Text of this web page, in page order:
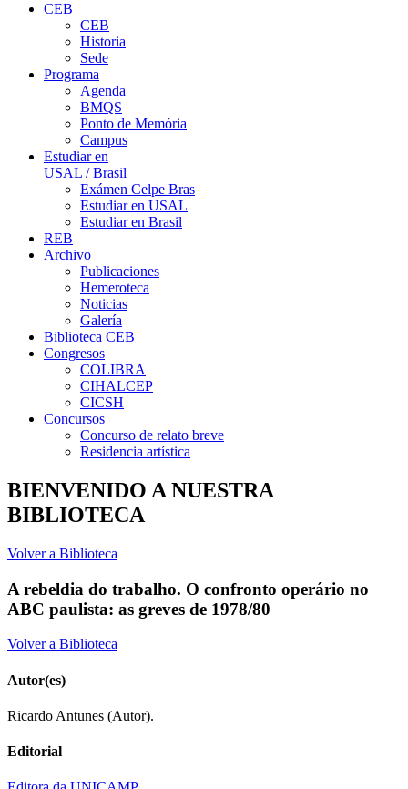
CEB
CEB
Historia
Sede
Programa
Agenda
BMQS
Ponto de Memória
Campus
Estudiar en
USAL / Brasil
Exámen Celpe Bras
Estudiar en USAL
Estudiar en Brasil
REB
Archivo
Publicaciones
Hemeroteca
Noticias
Galería
Biblioteca CEB
Congresos
COLIBRA
CIHALCEP
CICSH
Concursos
Concurso de relato breve
Residencia artística
BIENVENIDO A NUESTRA
BIBLIOTECA
Volver a Biblioteca
A rebeldia do trabalho. O confronto operário no
ABC paulista: as greves de 1978/80
Volver a Biblioteca
Autor(es)
Ricardo Antunes (Autor).
Editorial